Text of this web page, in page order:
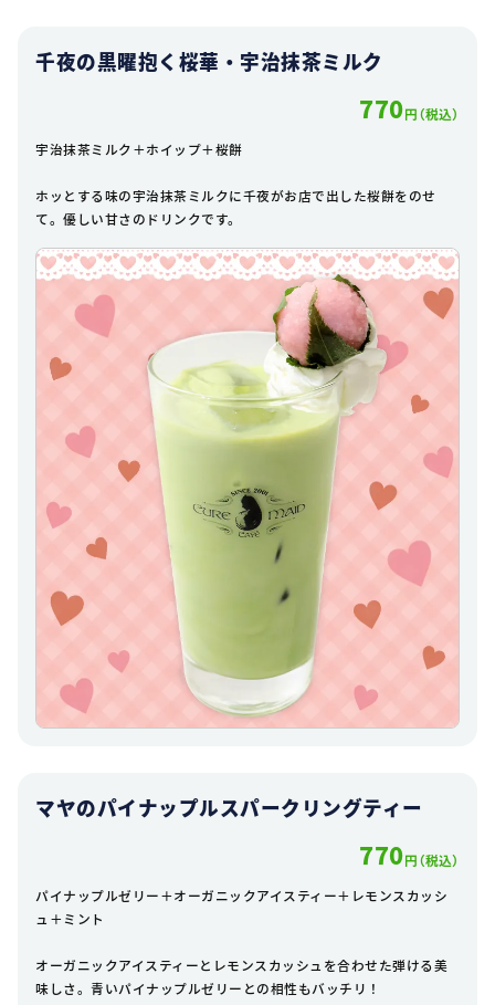
千夜の黒曜抱く桜華・宇治抹茶ミルク
770円（税込）
宇治抹茶ミルク＋ホイップ＋桜餅
ホッとする味の宇治抹茶ミルクに千夜がお店で出した桜餅をのせ
て。優しい甘さのドリンクです。
マヤのパイナップルスパークリングティー
770円（税込）
パイナップルゼリー＋オーガニックアイスティー＋レモンスカッシ
ュ＋ミント
オーガニックアイスティーとレモンスカッシュを合わせた弾ける美
味しさ。青いパイナップルゼリーとの相性もバッチリ！